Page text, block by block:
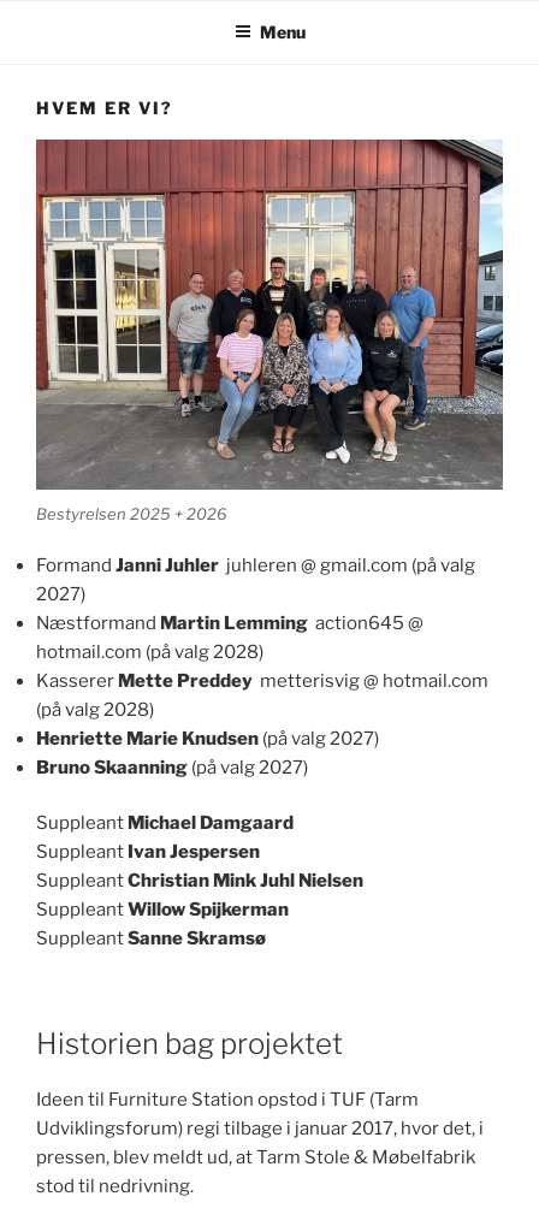
Menu
HVEM ER VI?
Bestyrelsen 2025 + 2026
Formand Janni Juhler juhleren @ gmail.com (på valg
2027)
Næstformand Martin Lemming action645 @
hotmail.com (på valg 2028)
Kasserer Mette Preddey metterisvig @ hotmail.com
(på valg 2028)
Henriette Marie Knudsen (på valg 2027)
Bruno Skaanning (på valg 2027)
Suppleant Michael Damgaard
Suppleant Ivan Jespersen
SuppleantChristian Mink Juhl Nielsen
SuppleantWillow Spijkerman
SuppleantSanne Skramsø
Historien bag projektet
Ideen til Furniture Station opstod i TUF (Tarm
Udviklingsforum) regi tilbage i januar 2017, hvor det, i
pressen, blev meldt ud, at Tarm Stole & Møbelfabrik
stod til nedrivning.